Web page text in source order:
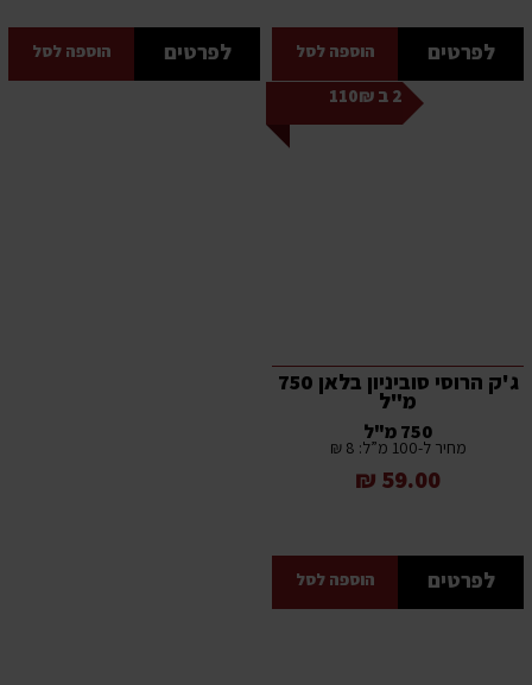
לפרטים הוספה לסל לפרטים הוספה לסל
2 ב 110₪
ג'ק הרוסי סוביניון בלאן 750
מ"ל
750 מ"ל
מחיר ל-100 מ”ל: 8 ₪
59.00 ₪
לפרטים הוספה לסל